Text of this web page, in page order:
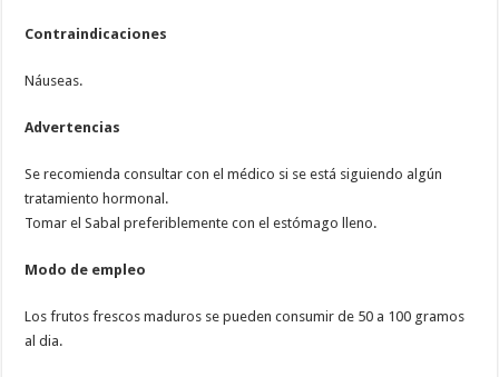
Contraindicaciones
Náuseas.
Advertencias
Se recomienda consultar con el médico si se está siguiendo algún
tratamiento hormonal.
Tomar el Sabal preferiblemente con el estómago lleno.
Modo de empleo
Los frutos frescos maduros se pueden consumir de 50 a 100 gramos
al dia.